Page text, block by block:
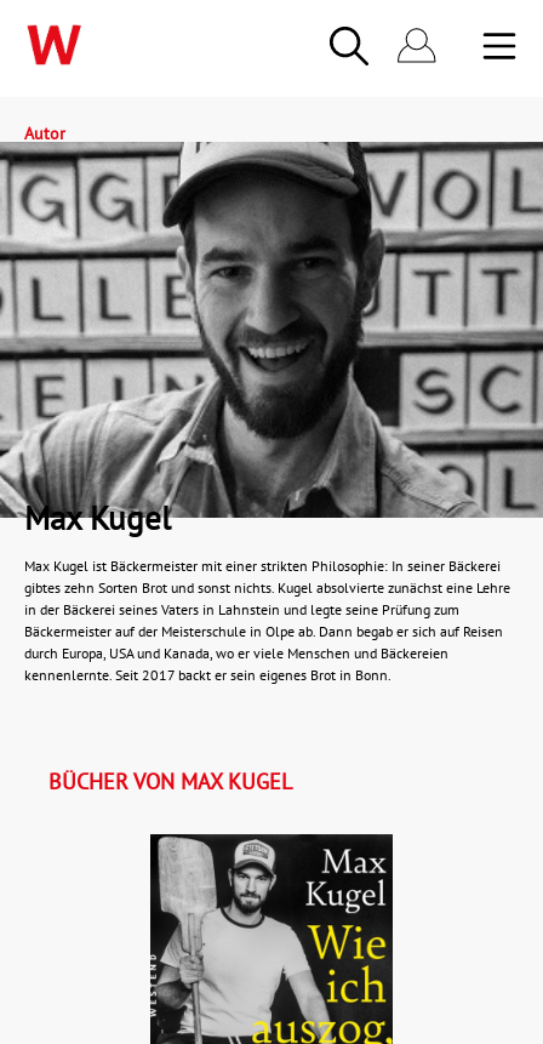
Autor
Max Kugel
Max Kugel ist Bäckermeister mit einer strikten Philosophie: In seiner Bäckerei
gibtes zehn Sorten Brot und sonst nichts. Kugel absolvierte zunächst eine Lehre
in der Bäckerei seines Vaters in Lahnstein und legte seine Prüfung zum
Bäckermeister auf der Meisterschule in Olpe ab. Dann begab er sich auf Reisen
durch Europa, USA und Kanada, wo er viele Menschen und Bäckereien
kennenlernte. Seit 2017 backt er sein eigenes Brot in Bonn.
BÜCHER VON MAX KUGEL